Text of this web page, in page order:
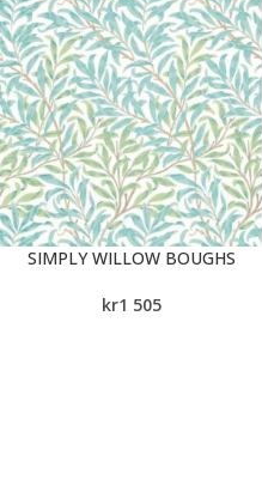
SIMPLY WILLOW BOUGHS
kr1 505